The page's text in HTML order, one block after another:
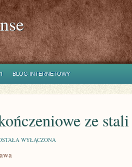
BLOG INTERNETOWY
ze stali
WYŁĄCZONA